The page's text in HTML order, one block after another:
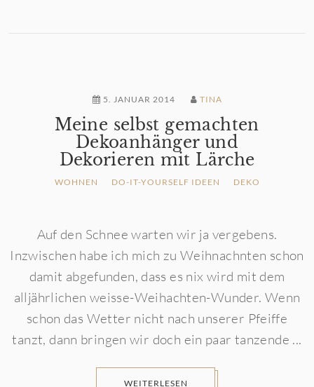
5. JANUAR 2014 TINA
Meine selbst gemachten
Dekoanhänger und
Dekorieren mit Lärche
WOHNEN DO-IT-YOURSELF IDEEN DEKO
Auf den Schnee warten wir ja vergebens.
Inzwischen habe ich mich zu Weihnachnten schon
damit abgefunden, dass es nix wird mit dem
alljährlichen weisse-Weihachten-Wunder. Wenn
schon das Wetter nicht nach unserer Pfeiffe
tanzt, dann bringen wir doch ein paar tanzende ...
WEITERLESEN